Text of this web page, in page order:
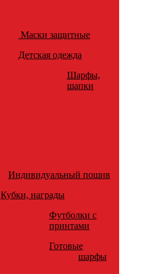
Маски защитные
Детская одежда
Шарфы,
шапки
Индивидуальный пошив
Кубки, награды
Футболки с
принтами
Готовые
шарфы